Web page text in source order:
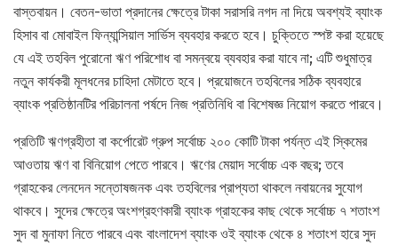
বাস্তবায়ন। বেতন-ভাতা প্রদানের ক্ষেত্রে টাকা সরাসরি নগদ না দিয়ে অবশ্যই ব্যাংক
হিসাব বা মোবাইল ফিন্যান্সিয়াল সার্ভিস ব্যবহার করতে হবে। চুক্তিতে স্পষ্ট করা হয়েছে
যে এই তহবিল পুরোনো ঋণ পরিশোধ বা সমন্বয়ে ব্যবহার করা যাবে না; এটি শুধুমাত্র
নতুন কার্যকরী মূলধনের চাহিদা মেটাতে হবে। প্রয়োজনে তহবিলের সঠিক ব্যবহারে
ব্যাংক প্রতিষ্ঠানটির পরিচালনা পর্ষদে নিজ প্রতিনিধি বা বিশেষজ্ঞ নিয়োগ করতে পারবে।
প্রতিটি ঋণগ্রহীতা বা কর্পোরেট গ্রুপ সর্বোচ্চ ২০০ কোটি টাকা পর্যন্ত এই স্কিমের
আওতায় ঋণ বা বিনিয়োগ পেতে পারবে। ঋণের মেয়াদ সর্বোচ্চ এক বছর; তবে
গ্রাহকের লেনদেন সন্তোষজনক এবং তহবিলের প্রাপ্যতা থাকলে নবায়নের সুযোগ
থাকবে। সুদের ক্ষেত্রে অংশগ্রহণকারী ব্যাংক গ্রাহকের কাছ থেকে সর্বোচ্চ ৭ শতাংশ
সুদ বা মুনাফা নিতে পারবে এবং বাংলাদেশ ব্যাংক ওই ব্যাংক থেকে ৪ শতাংশ হারে সুদ